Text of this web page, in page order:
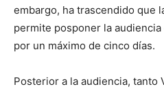
embargo, ha trascendido que
permite posponer la
por un máximo de cinco días.
Posterior a la audiencia, tanto